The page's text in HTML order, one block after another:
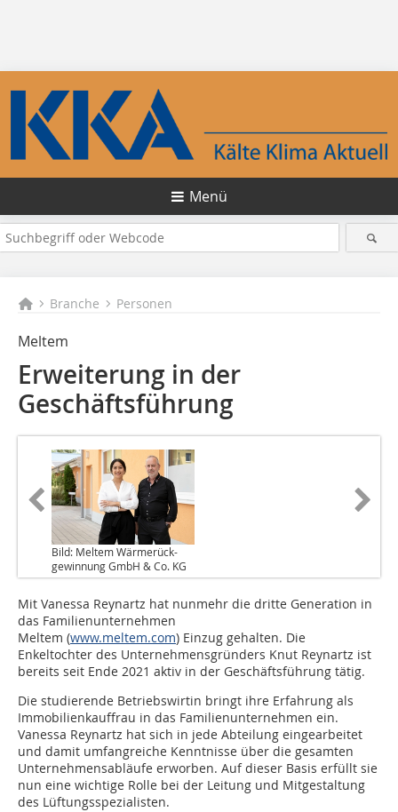
Menü
Branche Personen
Meltem
Erweiterung in der
Geschäftsführung
Bild: Meltem Wärmerück-
gewinnung GmbH & Co. KG
Mit Vanessa Reynartz hat nunmehr die dritte Generation in
das Familienunternehmen
Meltem (www.meltem.com) Einzug gehalten. Die
Enkeltochter des Unternehmensgründers Knut Reynartz ist
bereits seit Ende 2021 aktiv in der Geschäftsführung tätig.
Die studierende Betriebswirtin bringt ihre Erfahrung als
Immobilienkauffrau in das Familienunternehmen ein.
Vanessa Reynartz hat sich in jede Abteilung eingearbeitet
und damit umfangreiche Kenntnisse über die gesamten
Unternehmensabläufe erworben. Auf dieser Basis erfüllt sie
nun eine wichtige Rolle bei der Leitung und Mitgestaltung
des Lüftungsspezialisten.